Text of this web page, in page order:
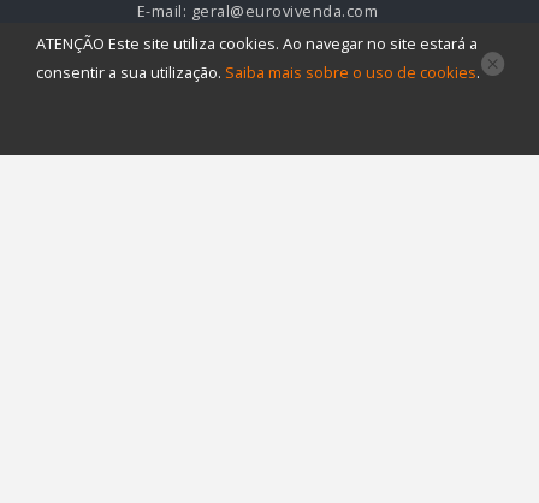
ATENÇÃO Este site utiliza cookies. Ao navegar no site estará a
consentir a sua utilização. Saiba mais sobre o uso de cookies.
E-mail: geral@eurovivenda.com
LINKS ÚTEIS
Comprar - Vender - Arrendar